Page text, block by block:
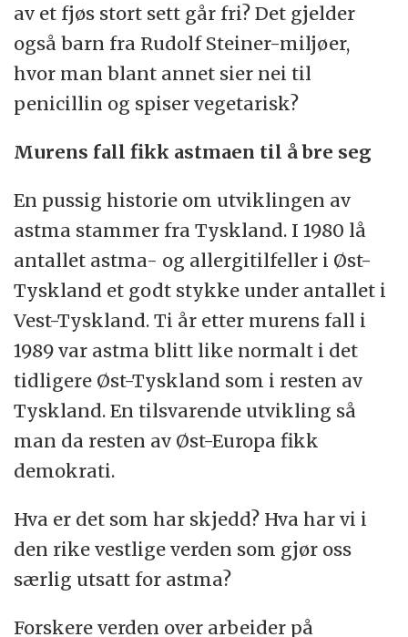
med hjelp fra Danmarks
Miljøundersøgelser, Aarhus universitet.
av et fjøs stort sett går fri? Det gjelder
også barn fra Rudolf Steiner-miljøer,
hvor man blant annet sier nei til
penicillin og spiser vegetarisk?
Murens fall fikk astmaen til å bre seg
En pussig historie om utviklingen av
astma stammer fra Tyskland. I 1980 lå
antallet astma- og allergitilfeller i Øst-
Tyskland et godt stykke under antallet i
Vest-Tyskland. Ti år etter murens fall i
1989 var astma blitt like normalt i det
tidligere Øst-Tyskland som i resten av
Tyskland. En tilsvarende utvikling så
man da resten av Øst-Europa fikk
demokrati.
Hva er det som har skjedd? Hva har vi i
den rike vestlige verden som gjør oss
særlig utsatt for astma?
Forskere verden over arbeider på